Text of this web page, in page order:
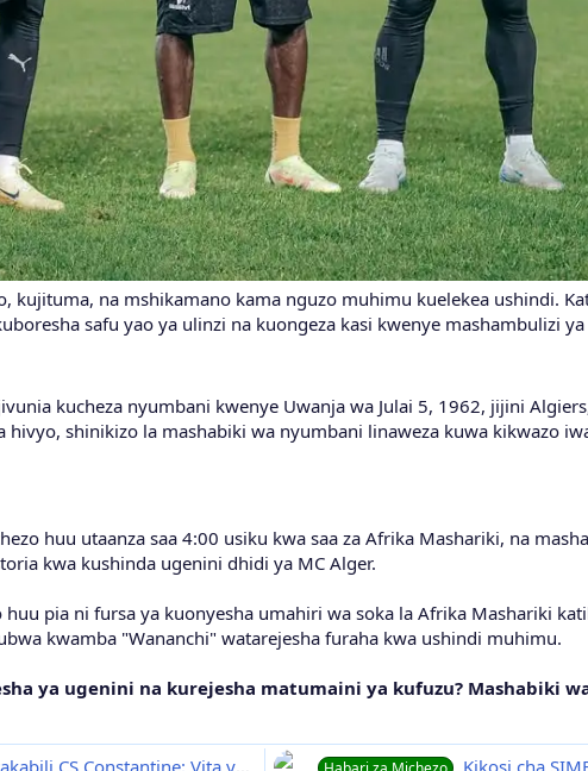
kujituma, na mshikamano kama nguzo muhimu kuelekea ushindi.
safu yao ya ulinzi na kuongeza kasi kwenye mashambulizi
kucheza nyumbani kwenye Uwanja wa Julai 5, 1962, jijini
hivyo, shinikizo la mashabiki wa nyumbani linaweza kuwa kikwazo
huu utaanza saa 4:00 usiku kwa saa za Afrika Mashariki, na
kwa kushinda ugenini dhidi ya MC Alger.
pia ni fursa ya kuonyesha umahiri wa soka la Afrika Mashariki
kwamba "Wananchi" watarejesha furaha kwa ushindi muhimu.
ya ugenini na kurejesha matumaini ya kufuzu? Mashabiki